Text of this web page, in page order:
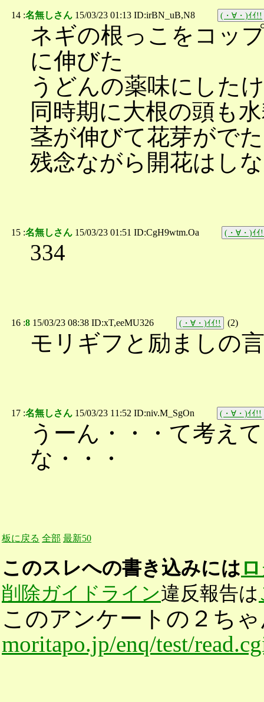
14 :名無しさん 15/03/23 01:13 ID:irBN_uB,N8 (・∀・)ｲｲ!!
ネギの根っこをコッ
に伸びた
うどんの薬味にした
同時期に大根の頭も
茎が伸びて花芽がで
残念ながら開花はし
15 :名無しさん 15/03/23 01:51 ID:CgH9wtm.Oa (・∀・)ｲｲ
334
16 :8 15/03/23 08:38 ID:xT,eeMU326 (・∀・)ｲｲ!! (2)
モリギフと励ましの
17 :名無しさん 15/03/23 11:52 ID:niv.M_SgOn (・∀・)ｲｲ!!
うーん・・・て考え
な・・・
板に戻る 全部 最新50
このスレへの書き込みには
削除ガイドライン違反報告は
このアンケートの２ち
moritapo.jp/enq/test/